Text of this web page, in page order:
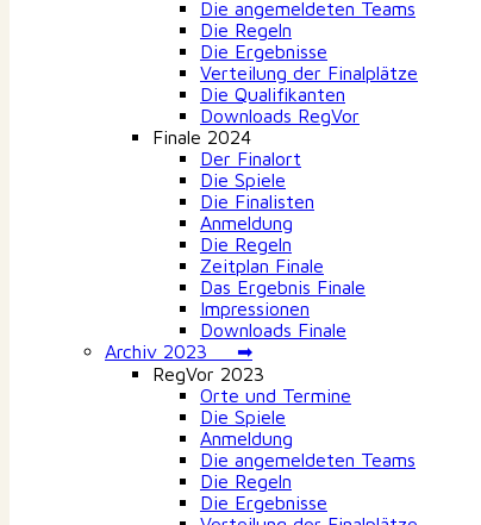
Die angemeldeten Teams
Die Regeln
Die Ergebnisse
Verteilung der Finalplätze
Die Qualifikanten
Downloads RegVor
Finale 2024
Der Finalort
Die Spiele
Die Finalisten
Anmeldung
Die Regeln
Zeitplan Finale
Das Ergebnis Finale
Impressionen
Downloads Finale
Archiv 2023 ➡
RegVor 2023
Orte und Termine
Die Spiele
Anmeldung
Die angemeldeten Teams
Die Regeln
Die Ergebnisse